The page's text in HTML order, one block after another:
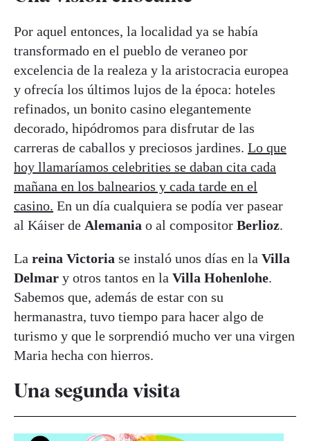
Por aquel entonces, la localidad ya se había
transformado en el pueblo de veraneo por
excelencia de la realeza y la aristocracia europea
y ofrecía los últimos lujos de la época: hoteles
refinados, un bonito casino elegantemente
decorado, hipódromos para disfrutar de las
carreras de caballos y preciosos jardines. Lo que
hoy llamaríamos celebrities se daban cita cada
mañana en los balnearios y cada tarde en el
casino. En un día cualquiera se podía ver pasear
al Káiser de Alemania o al compositor Berlioz.
La reina Victoria se instaló unos días en la Villa
Delmar y otros tantos en la Villa Hohenlohe.
Sabemos que, además de estar con su
hermanastra, tuvo tiempo para hacer algo de
turismo y que le sorprendió mucho ver una virgen
Maria hecha con hierros.
Una segunda visita